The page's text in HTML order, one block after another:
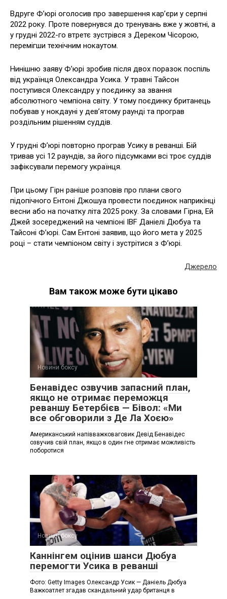
Вдруге Ф’юрі оголосив про завершення кар’єри у серпні
2022 року. Проте повернувся до тренувань вже у жовтні, а
у грудні 2022-го втретє зустрівся з Дереком Чісорою,
перемігши технічним нокаутом.
Нинішню заяву Ф’юрі зробив після двох поразок поспіль
від українця Олександра Усика. У травні Тайсон
поступився Олександру у поєдинку за звання
абсолютного чемпіона світу. У тому поєдинку британець
побував у нокдауні у дев’ятому раунді та програв
роздільним рішенням суддів.
У грудні Ф’юрі повторно програв Усику в реванші. Бій
тривав усі 12 раундів, за його підсумками всі троє суддів
зафіксували перемогу українця.
При цьому Гірн раніше розповів про плани свого
підопічного Ентоні Джошуа провести поєдинок наприкінці
весни або на початку літа 2025 року. За словами Гірна, Ей
Джей зосереджений на чемпіоні IBF Даніелі Дюбуа та
Тайсоні Ф’юрі. Сам Ентоні заявив, що його мета у 2025
році – стати чемпіоном світу і зустрітися з Ф’юрі.
Джерело
Вам також може бути цікаво
Новини боксу
Бенавідес озвучив запасний план,
якщо не отримає переможця
реваншу Бетербієв — Бівол: «Ми
все обговорили з Де Ла Хоєю»
Американський напівважковаговик Девід Бенавідес
озвучив свій план, якщо в один гне отримає можливість
поборотися
Новини боксу
Каннінгем оцінив шанси Дюбуа
перемогти Усика в реванші
Фото: Getty Images Олександр Усик — Даніель Дюбуа
Важкоатлет згадав скандальний удар британця в